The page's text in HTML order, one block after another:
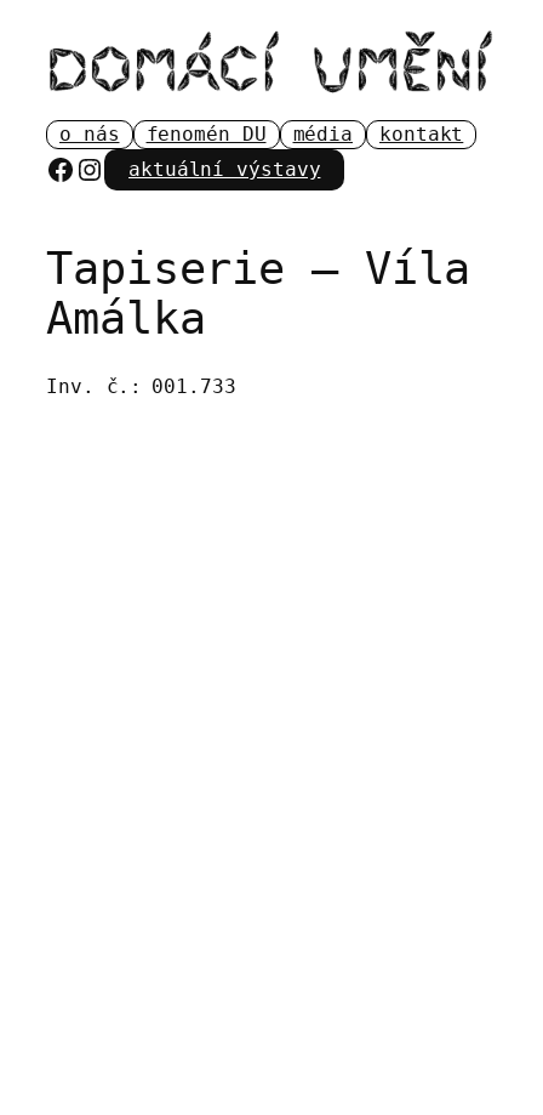
obsah
o nás fenomén DU média kontakt
Facebook
Instagram
aktuální výstavy
Tapiserie – Víla
Amálka
Inv. č.: 001.733